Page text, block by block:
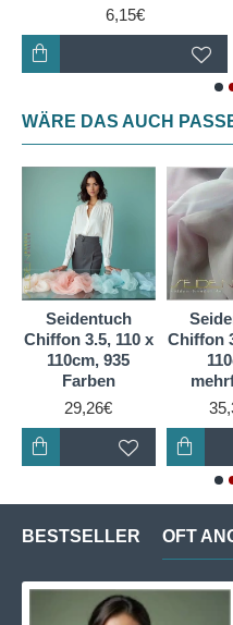
eignet sich Chiffon am
Seidengewebe aus
durch gleichmäßige
für ein optimales Klima
Es ist ein
Naturprodukt.
Da dieses Material
in Schulen,
Ergotherapie
6,15€
WÄRE DAS AUCH
Seidentuch
Chiffon 3.5, 110 x
110cm, 935
Farben
29,26€
Chiffon
BESTSELLER OFT